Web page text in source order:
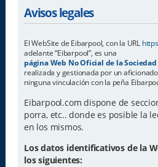
Avisos legales
El WebSite de Eibarpool, con la URL
adelante “Eibarpool”, es una
página Web No Oficial de la
realizada y gestionada por un
ninguna vinculación con la peña
Eibarpool.com dispone de
porra, etc.. donde es posible la
en los mismos.
Los datos identificativos de la
los siguientes: